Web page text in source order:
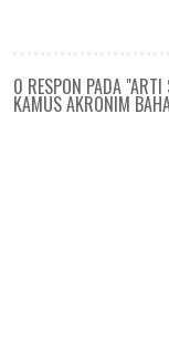
0 RESPON PADA
KAMUS AKRONIM